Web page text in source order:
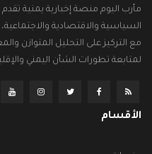
مأرب اليوم منصة إخبارية يمنية
السياسية والاقتصادية
مع التركيز على التحليل المتوازن
لمتابعة تطورات الشأن اليمني
الأقسام